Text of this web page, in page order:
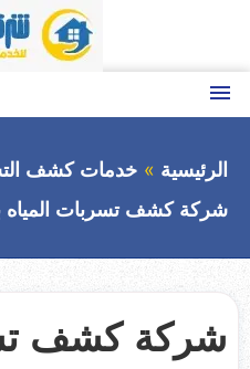
المحتوى
القائمة
الرئيسية
خدمات كشف
شركة كشف تسربات المياه
شركة كشف